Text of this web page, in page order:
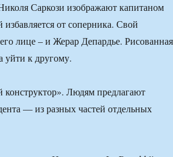
Саркози изображают капитаном
от соперника. Свой
лице – и Жерар Депардье. Рисованная
уйти к другому.
конструктор». Людям предлагают
— из разных частей отдельных